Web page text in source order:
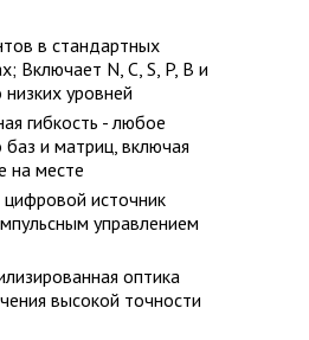
в стандартных
Включает N, C, S, P, B и
уровней
гибкость - любое
баз и матриц, включая
на месте
источник
управлением
оптика
высокой точности